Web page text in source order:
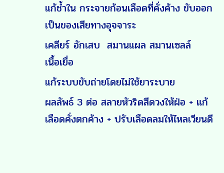
แก้ช้ำใน กระจายก้อนเลือดที่คั่งค้าง ขับออก
เป็นของเสียทางอุจจาระ
เคลียร์ อักเสบ สมานแผล สมานเซลล์
เนื้อเยื่อ
แก้ระบบขับถ่ายโดยไม่ใช้ยาระบาย
ผลลัพธ์ 3 ต่อ สลายหัวริดสีดวงให้ฝ่อ + แก้
เลือดคั่งตกค้าง + ปรับเลือดลมให้ไหลเวียนดี